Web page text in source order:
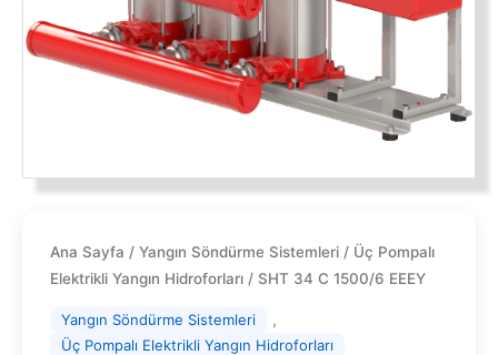
Ana Sayfa / Yangın Söndürme Sistemleri / Üç Pompalı
Elektrikli Yangın Hidroforları / SHT 34 C 1500/6 EEEY
Yangın Söndürme Sistemleri ,
Üç Pompalı Elektrikli Yangın Hidroforları